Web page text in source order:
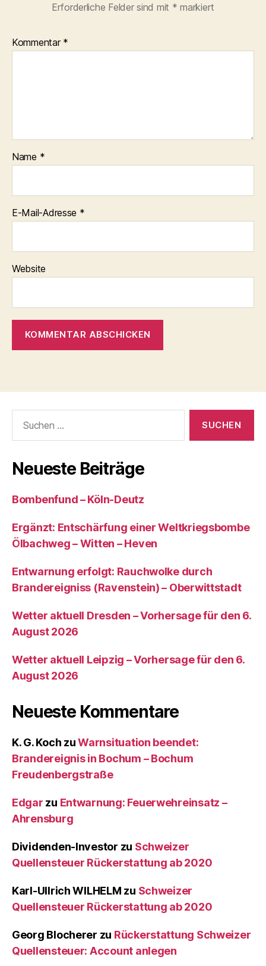
Erforderliche Felder sind mit * markiert
Kommentar *
Name *
E-Mail-Adresse *
Website
nach:
Neueste Beiträge
Bombenfund – Köln-Deutz
Ergänzt: Entschärfung einer Weltkriegsbombe
Ölbachweg – Witten – Heven
Entwarnung erfolgt: Rauchwolke durch
Brandereigniss (Ravenstein) – Oberwittstadt
Wetter aktuell Dresden – Vorhersage für den 6.
August 2026
Wetter aktuell Leipzig – Vorhersage für den 6.
August 2026
Neueste Kommentare
K. G. Koch zuWarnsituation beendet:
Brandereignis in Bochum – Bochum
Freudenbergstraße
Edgar zu Entwarnung: Feuerwehreinsatz –
Ahrensburg
Dividenden-Investor zu Schweizer
Quellensteuer Rückerstattung ab 2020
Karl-Ullrich WILHELM zu Schweizer
Quellensteuer Rückerstattung ab 2020
Georg Blocherer zu Rückerstattung Schweizer
Quellensteuer: Account anlegen